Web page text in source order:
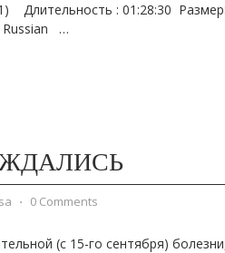
Длительность : 01:28:30
Russian …
⋅ 0 Comments
(с 15-го сентября)